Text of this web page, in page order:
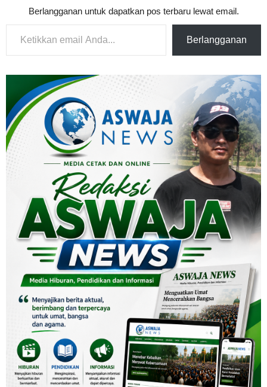
Berlangganan untuk dapatkan pos terbaru lewat email.
Ketikkan email Anda...
Berlangganan